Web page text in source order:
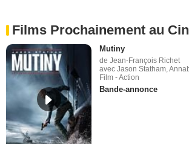
Films Prochainement au
Mutiny
de Jean-François Richet
avec Jason Statham,
Film - Action
Bande-annonce